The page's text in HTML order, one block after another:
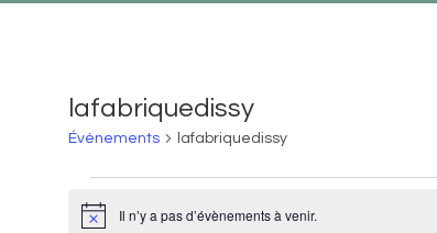
lafabriquedissy
Évènements lafabriquedissy
Notice Il n’y a pas d’évènements à venir.